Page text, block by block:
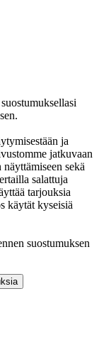
ja
jatkuvaan
sekä
salattuja
tarjouksia
käytät kyseisiä
suostumuksen